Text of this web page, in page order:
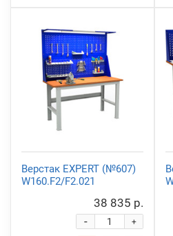
Верстак EXPERT (№607)
W160.F2/F2.021
38 835 р.
+
-